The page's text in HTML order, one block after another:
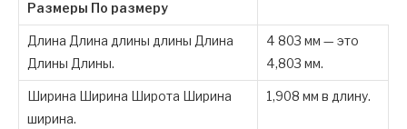
Размеры По размеру
Длина Длина длины длины Длина
Длины Длины.
4 803 мм — это
4,803 мм.
Ширина Ширина Широта Ширина
ширина.
1,908 мм в длину.